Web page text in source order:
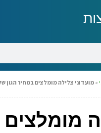
»מועדוני צלילה מומלצים במחיר הגון שלוקחים